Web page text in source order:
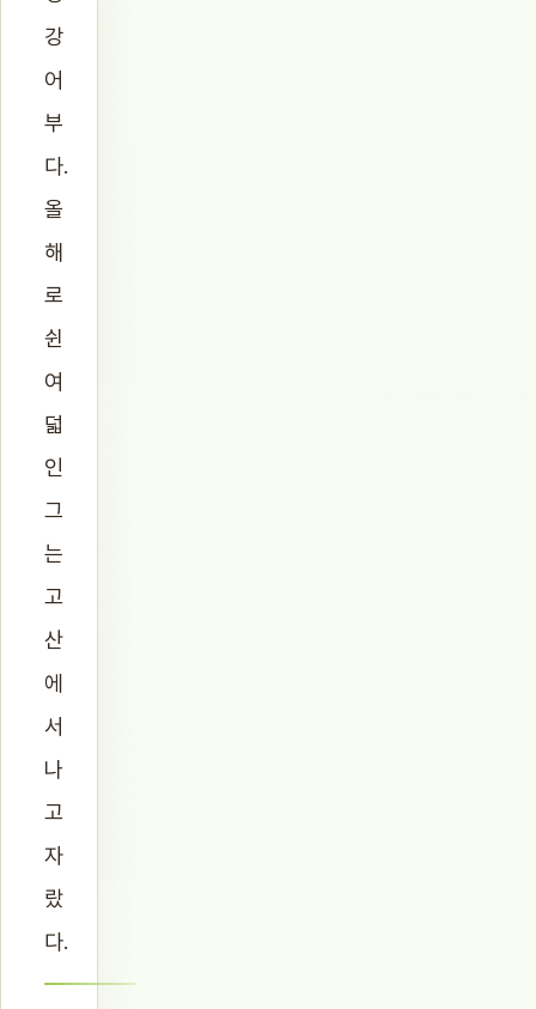
강
어
부
다.
올
해
로
쉰
여
덟
인
그
는
고
산
에
서
나
고
자
랐
다.